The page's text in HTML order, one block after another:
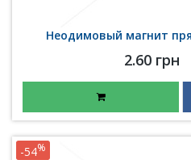
Неодимовый магнит
2.60 грн
-54%